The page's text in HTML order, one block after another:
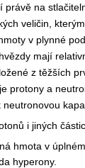
právě na
veličin,
v plynné
mají
z těžších
protony a
i jiných
hmota v
hyperony.